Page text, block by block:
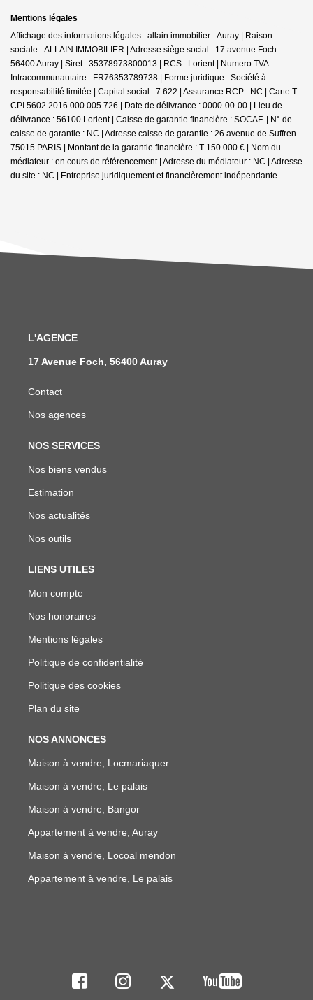
Mentions légales
Affichage des informations légales : allain immobilier - Auray | Raison
sociale : ALLAIN IMMOBILIER | Adresse siège social : 17 avenue Foch -
56400 Auray | Siret : 35378973800013 | RCS : Lorient | Numero TVA
Intracommunautaire : FR76353789738 | Forme juridique : Société à
responsabilité limitée | Capital social : 7 622 | Assurance RCP : NC | Carte T :
CPI 5602 2016 000 005 726 | Date de délivrance : 0000-00-00 | Lieu de
délivrance : 56100 Lorient | Caisse de garantie financière : SOCAF. | N° de
caisse de garantie : NC | Adresse caisse de garantie : 26 avenue de Suffren
75015 PARIS | Montant de la garantie financière : T 150 000 € | Nom du
médiateur : en cours de référencement | Adresse du médiateur : NC | Adresse
du site : NC | Entreprise juridiquement et financièrement indépendante
L'AGENCE
17 Avenue Foch, 56400 Auray
Contact
Nos agences
NOS SERVICES
Nos biens vendus
Estimation
Nos actualités
Nos outils
LIENS UTILES
Mon compte
Nos honoraires
Mentions légales
Politique de confidentialité
Politique des cookies
Plan du site
NOS ANNONCES
Maison à vendre, Locmariaquer
Maison à vendre, Le palais
Maison à vendre, Bangor
Appartement à vendre, Auray
Maison à vendre, Locoal mendon
Appartement à vendre, Le palais